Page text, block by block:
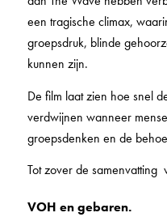
een tragische climax,
groepsdruk, blinde
kunnen zijn.
De film laat zien hoe snel
verdwijnen wanneer
groepsdenken en de
Tot zover de samenvatting
VOH en gebaren.